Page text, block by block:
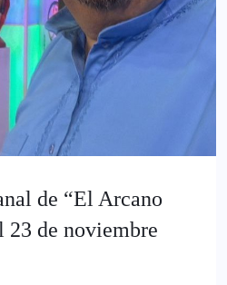
de “El Arcano
23 de noviembre